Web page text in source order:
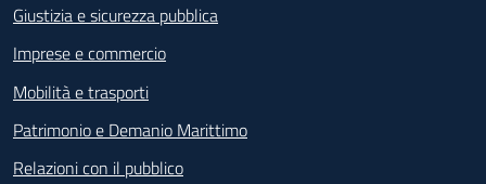
Giustizia e sicurezza pubblica
Imprese e commercio
Mobilità e trasporti
Patrimonio e Demanio Marittimo
Relazioni con il pubblico